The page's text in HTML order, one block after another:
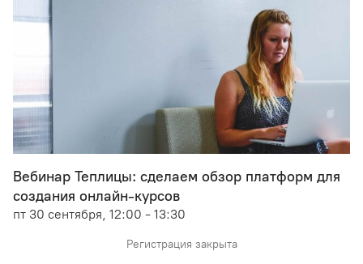
Вебинар Теплицы: сделаем обзор платформ для
создания онлайн-курсов
пт 30 сентября, 12:00 - 13:30
Регистрация закрыта